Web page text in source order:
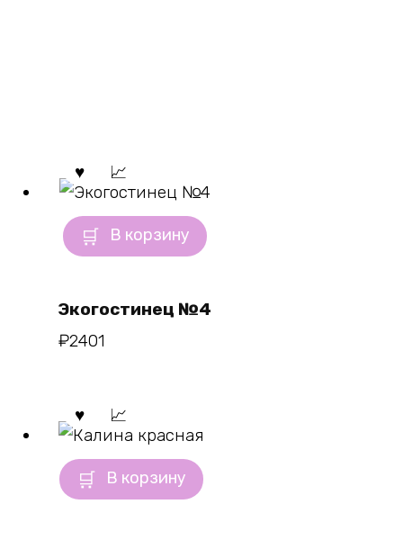
В корзину
Экогостинец №4
₽2401
В корзину